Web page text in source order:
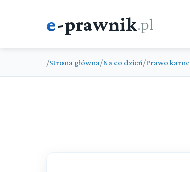
e-prawnik.pl
/Strona główna/Na co dzień/Prawo karne